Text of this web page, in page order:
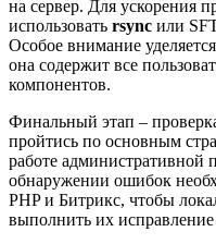
на сервер. Для ускорения
использовать rsync или
Особое внимание
она содержит все
компонентов.
Финальный этап –
пройтись по основным
работе административной
обнаружении ошибок
PHP и Битрикс, чтобы
выполнить их